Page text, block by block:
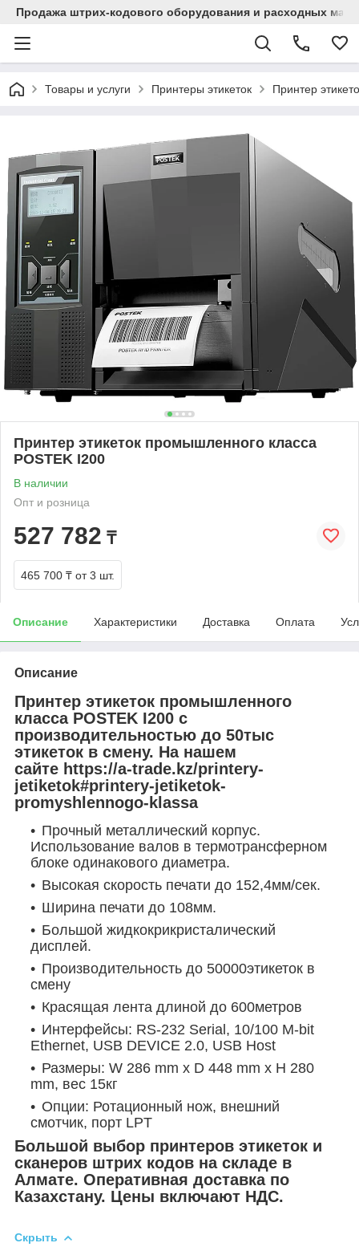
Продажа штрих-кодового оборудования и расходных
Товары и услуги Принтеры этикеток Принтер
Принтер этикеток промышленного класса
POSTEK I200
В наличии
Опт и розница
527 782 ₸
465 700 ₸ от 3 шт.
Описание Характеристики Доставка Оплата
Описание
Принтер этикеток промышленного
класса POSTEK I200 с
производительностью до 50тыс
этикеток в смену. На нашем
сайте https://a-trade.kz/printery-
jetiketok#printery-jetiketok-
promyshlennogo-klassa
Прочный металлический корпус.
Использование валов в термотрансферном
блоке одинакового диаметра.
Высокая скорость печати до 152,4мм/сек.
Ширина печати до 108мм.
Большой жидкокрикристалический
дисплей.
Производительность до 50000этикеток в
смену
Красящая лента длиной до 600метров
Интерфейсы: RS-232 Serial, 10/100 M-bit
Ethernet, USB DEVICE 2.0, USB Host
Размеры: W 286 mm x D 448 mm x H 280
mm, вес 15кг
Опции: Ротационный нож, внешний
смотчик, порт LPT
Большой выбор принтеров этикеток и
сканеров штрих кодов на складе в
Алмате. Оперативная доставка по
Казахстану. Цены включают НДС.
Скрыть